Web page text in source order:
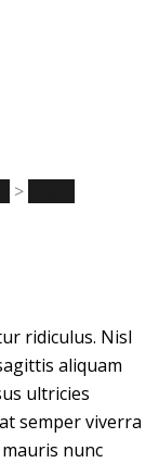
>
ridiculus. Nisl
aliquam
ultricies
semper viverra
nunc